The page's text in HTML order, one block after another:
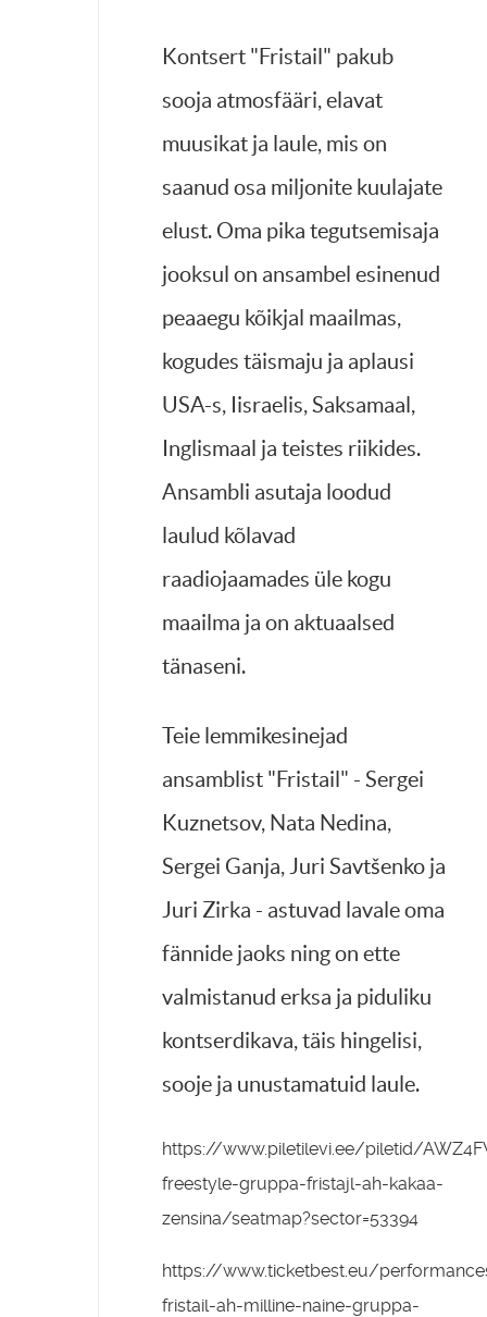
Kontsert "Fristail" pakub
sooja atmosfääri, elavat
muusikat ja laule, mis on
saanud osa miljonite kuulajate
elust. Oma pika tegutsemisaja
jooksul on ansambel esinenud
peaaegu kõikjal maailmas,
kogudes täismaju ja aplausi
USA-s, Iisraelis, Saksamaal,
Inglismaal ja teistes riikides.
Ansambli asutaja loodud
laulud kõlavad
raadiojaamades üle kogu
maailma ja on aktuaalsed
tänaseni.
Teie lemmikesinejad
ansamblist "Fristail" - Sergei
Kuznetsov, Nata Nedina,
Sergei Ganja, Juri Savtšenko ja
Juri Zirka - astuvad lavale oma
fännide jaoks ning on ette
valmistanud erksa ja piduliku
kontserdikava, täis hingelisi,
sooje ja unustamatuid laule.
https://www.piletilevi.ee/piletid/
freestyle-gruppa-fristajl-ah-kakaa-
zensina/seatmap?sector=53394
https://www.ticketbest.eu/
fristail-ah-milline-naine-gruppa-